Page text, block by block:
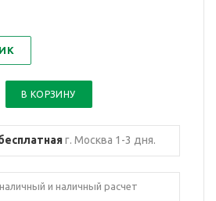
г. Москва 1-3 дня.
и наличный расчет